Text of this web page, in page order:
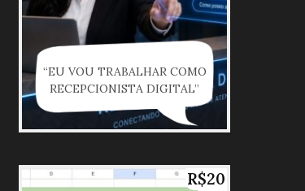
“EU VOU TRABALHAR COMO
RECEPCIONISTA DIGITAL”
R$20